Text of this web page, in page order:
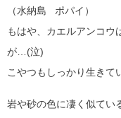
（水納島 ポパイ）
もはや、カエルアンコウ
が…(泣)
こやつもしっかり生きて
岩や砂の色に凄く似てい